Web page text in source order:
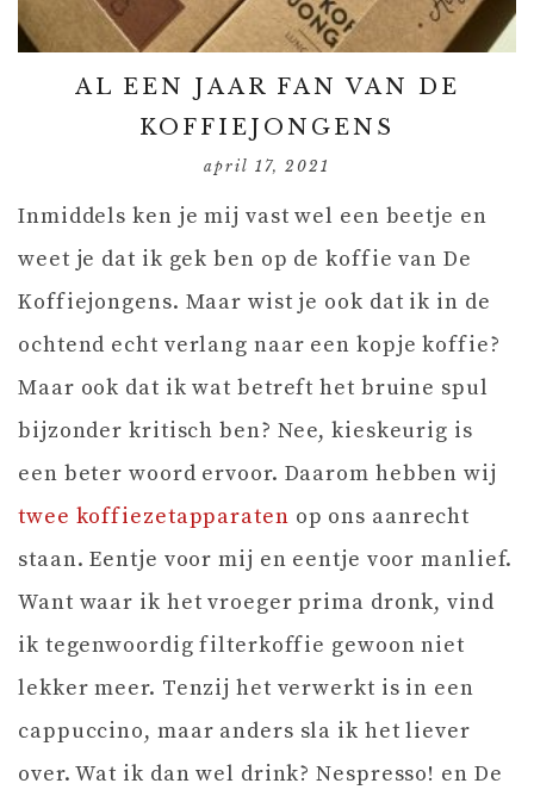
AL EEN JAAR FAN VAN DE
KOFFIEJONGENS
april 17, 2021
Inmiddels ken je mij vast wel een beetje en
weet je dat ik gek ben op de koffie van De
Koffiejongens. Maar wist je ook dat ik in de
ochtend echt verlang naar een kopje koffie?
Maar ook dat ik wat betreft het bruine spul
bijzonder kritisch ben? Nee, kieskeurig is
een beter woord ervoor. Daarom hebben wij
twee koffiezetapparaten op ons aanrecht
staan. Eentje voor mij en eentje voor manlief.
Want waar ik het vroeger prima dronk, vind
ik tegenwoordig filterkoffie gewoon niet
lekker meer. Tenzij het verwerkt is in een
cappuccino, maar anders sla ik het liever
over. Wat ik dan wel drink? Nespresso! en De